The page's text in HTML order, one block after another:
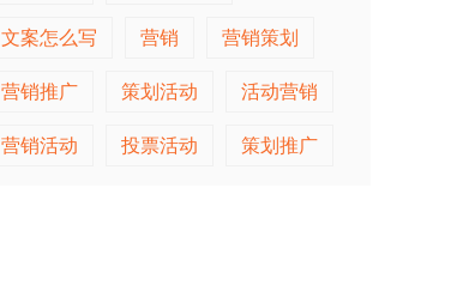
文案怎么写 营销 营销策划
营销推广 策划活动 活动营销
营销活动 投票活动 策划推广